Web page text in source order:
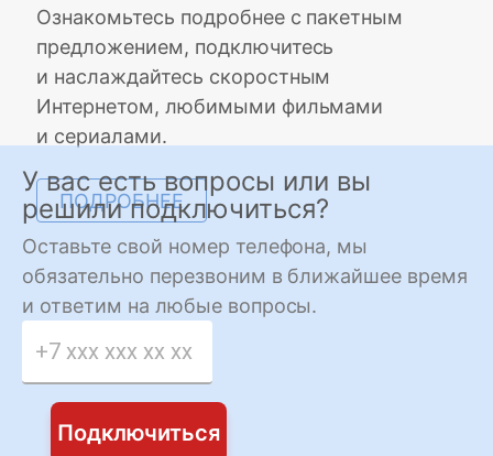
Ознакомьтесь подробнее с пакетным
предложением, подключитесь
и наслаждайтесь скоростным
Интернетом, любимыми фильмами
и сериалами.
ПОДРОБНЕЕ
У вас есть вопросы или вы
решили подключиться?
Оставьте свой номер телефона, мы
обязательно перезвоним в ближайшее время
и ответим на любые вопросы.
Подключиться